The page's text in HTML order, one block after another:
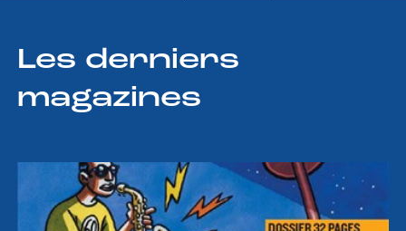
Les derniers
magazines